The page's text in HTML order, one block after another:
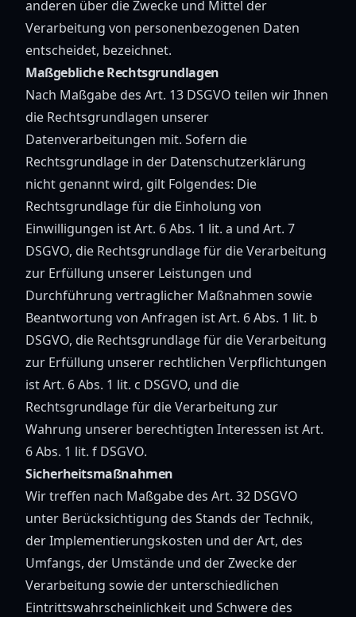
anderen über die Zwecke und Mittel der
Verarbeitung von personenbezogenen Daten
entscheidet, bezeichnet.
Maßgebliche Rechtsgrundlagen
Nach Maßgabe des Art. 13 DSGVO teilen wir Ihnen
die Rechtsgrundlagen unserer
Datenverarbeitungen mit. Sofern die
Rechtsgrundlage in der Datenschutzerklärung
nicht genannt wird, gilt Folgendes: Die
Rechtsgrundlage für die Einholung von
Einwilligungen ist Art. 6 Abs. 1 lit. a und Art. 7
DSGVO, die Rechtsgrundlage für die Verarbeitung
zur Erfüllung unserer Leistungen und
Durchführung vertraglicher Maßnahmen sowie
Beantwortung von Anfragen ist Art. 6 Abs. 1 lit. b
DSGVO, die Rechtsgrundlage für die Verarbeitung
zur Erfüllung unserer rechtlichen Verpflichtungen
ist Art. 6 Abs. 1 lit. c DSGVO, und die
Rechtsgrundlage für die Verarbeitung zur
Wahrung unserer berechtigten Interessen ist Art.
6 Abs. 1 lit. f DSGVO.
Sicherheitsmaßnahmen
Wir treffen nach Maßgabe des Art. 32 DSGVO
unter Berücksichtigung des Stands der Technik,
der Implementierungskosten und der Art, des
Umfangs, der Umstände und der Zwecke der
Verarbeitung sowie der unterschiedlichen
Eintrittswahrscheinlichkeit und Schwere des